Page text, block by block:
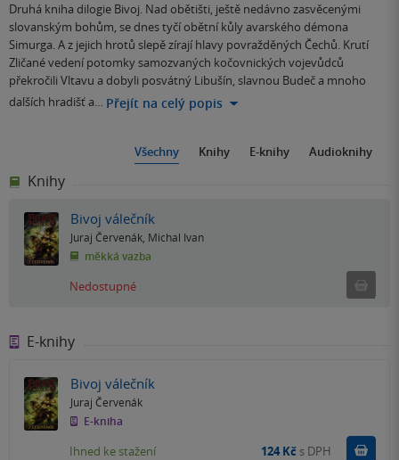
Druhá kniha dilogie Bivoj. Nad obětišti, ještě nedávno zasvěcenými
slovanským bohům, se dnes tyčí obětní kůly avarského démona
Simurga. A z jejich hrotů slepě zírají hlavy povražděných Čechů. Krutí
Zličané vedení potomky samozvaných kočovnických vojevůdců
překročili Vltavu a dobyli posvátný Libušín, slavnou Budeč a mnoho
dalších hradišť a… Přejít na celý popis
Všechny Knihy E-knihy Audioknihy
Knihy
Bivoj válečník
Juraj Červenák Michal Ivan
měkká vazba
Nedostupné
E-knihy
Bivoj válečník
Juraj Červenák
E-kniha
Ihned ke stažení 124 Kč s DPH Koupit